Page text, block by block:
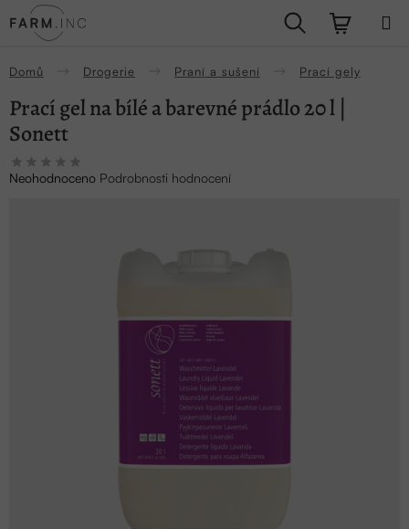
na
Hledat
Domů Drogerie Praní a sušení Prací gely
Prací gel na bílé a barevné prádlo 20 l |
Sonett
Průměrné
hodnocení
Neohodnoceno Podrobnosti hodnocení